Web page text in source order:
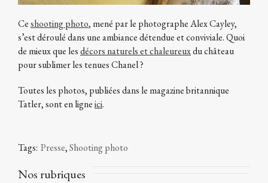
Ceshooting photo, mené par le photographe Alex Cayley,
s’est déroulé dans une ambiance détendue et conviviale. Quoi
de mieux que lesdécors naturels et chaleureuxdu château
pour sublimer les tenues Chanel ?
Toutes les photos, publiées dans le magazine britannique
Tatler, sont en ligneici.
Tags: Presse,Shooting photo
Nos rubriques